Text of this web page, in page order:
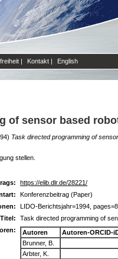
| Kontakt | English
of sensor based
Task directed programming of
stellen.
https://elib.dlr.de/28221/
Konferenzbeitrag (Paper)
LIDO-Berichtsjahr=1994, pages=8,
Titel:
Task directed programming of
Autoren
Autoren-ORCID-
Brunner, B.
Arbter, K.